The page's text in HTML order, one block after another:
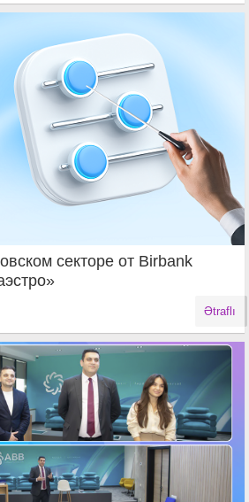
секторе от Birbank
Ətraflı